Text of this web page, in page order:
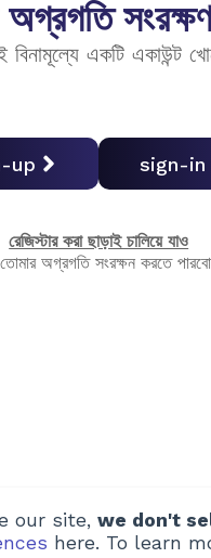
অগ্রগতি
একটি একাউন্ট
up sign-in
রেজিস্টার করা ছাড়াই চালিয়ে যাও
অগ্রগতি সংরক্ষন করতে
our site, we don't
here. To learn